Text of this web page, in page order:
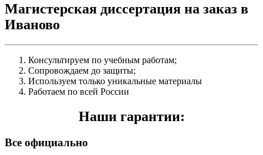
Магистерская диссертация на заказ в
Иваново
Консультируем по учебным работам;
Сопровождаем до защиты;
Используем только уникальные материалы
Работаем по всей России
Наши гарантии:
Все официально